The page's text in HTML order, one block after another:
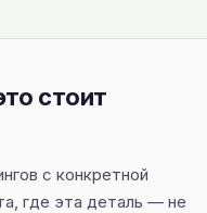
стоит
с конкретной
где эта деталь — не